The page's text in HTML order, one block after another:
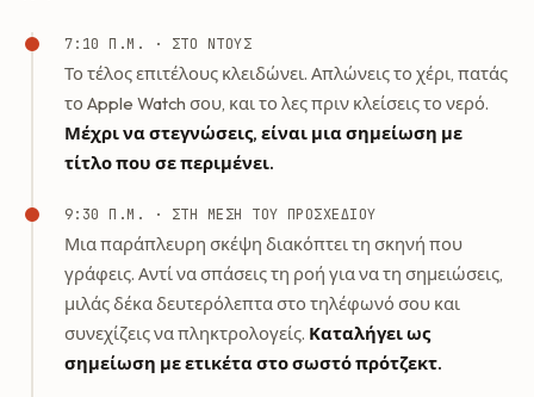
7:10 Π.Μ. · ΣΤΟ ΝΤΟΥΣ
Το τέλος επιτέλους κλειδώνει. Απλώνεις το χέρι, πατάς
το Apple Watch σου, και το λες πριν κλείσεις το νερό.
Μέχρι να στεγνώσεις, είναι μια σημείωση με
τίτλο που σε περιμένει.
9:30 Π.Μ. · ΣΤΗ ΜΈΣΗ ΤΟΥ ΠΡΟΣΧΕΔΊΟΥ
Μια παράπλευρη σκέψη διακόπτει τη σκηνή που
γράφεις. Αντί να σπάσεις τη ροή για να τη σημειώσεις,
μιλάς δέκα δευτερόλεπτα στο τηλέφωνό σου και
συνεχίζεις να πληκτρολογείς. Καταλήγει ως
σημείωση με ετικέτα στο σωστό πρότζεκτ.